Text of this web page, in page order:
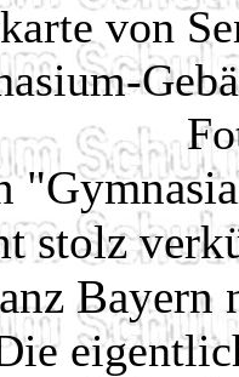
von
stolz
Bayern